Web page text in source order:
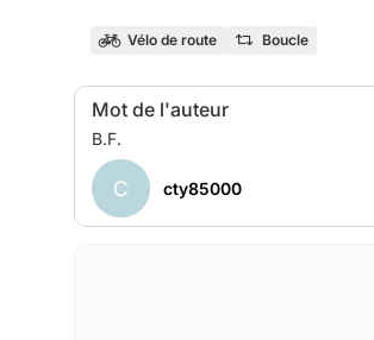
Vélo de route Boucle
Mot de l'auteur
C cty85000